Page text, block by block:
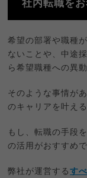
社内転職を
希望の部署や職種
ないことや、中途
ら希望職種への異
そのような事情が
のキャリアを叶え
もし、転職の手段
の活用がおすすめで
弊社が運営するす